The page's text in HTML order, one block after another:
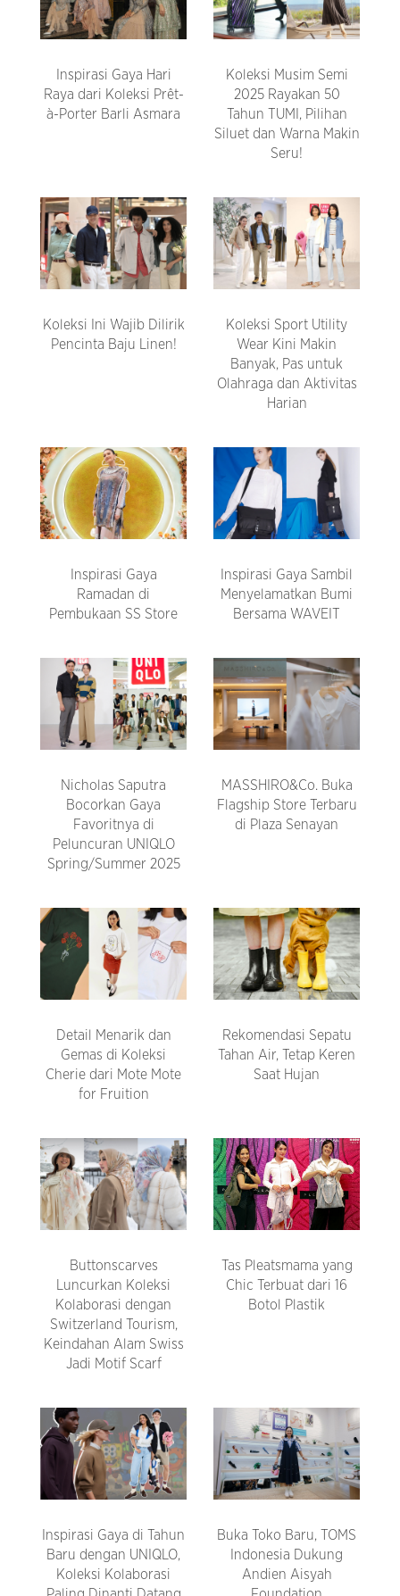
Inspirasi Gaya Hari
Raya dari Koleksi Prêt-
à-Porter Barli Asmara
Koleksi Musim Semi
2025 Rayakan 50
Tahun TUMI, Pilihan
Siluet dan Warna Makin
Seru!
Koleksi Ini Wajib Dilirik
Pencinta Baju Linen!
Koleksi Sport Utility
Wear Kini Makin
Banyak, Pas untuk
Olahraga dan Aktivitas
Harian
Inspirasi Gaya
Ramadan di
Pembukaan SS Store
Inspirasi Gaya Sambil
Menyelamatkan Bumi
Bersama WAVEIT
Nicholas Saputra
Bocorkan Gaya
Favoritnya di
Peluncuran UNIQLO
Spring/Summer 2025
MASSHIRO&Co. Buka
Flagship Store Terbaru
di Plaza Senayan
Detail Menarik dan
Gemas di Koleksi
Cherie dari Mote Mote
for Fruition
Rekomendasi Sepatu
Tahan Air, Tetap Keren
Saat Hujan
Buttonscarves
Luncurkan Koleksi
Kolaborasi dengan
Switzerland Tourism,
Keindahan Alam Swiss
Jadi Motif Scarf
Tas Pleatsmama yang
Chic Terbuat dari 16
Botol Plastik
Inspirasi Gaya di Tahun
Baru dengan UNIQLO,
Koleksi Kolaborasi
Buka Toko Baru, TOMS
Indonesia Dukung
Andien Aisyah